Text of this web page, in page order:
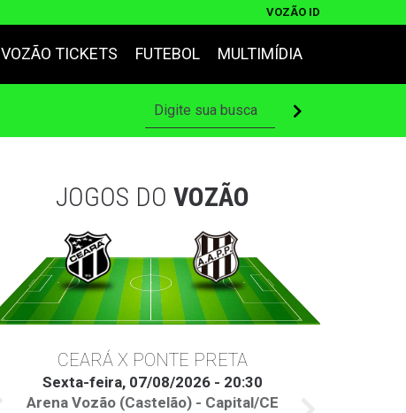
VOZÃO ID
VOZÃO TICKETS FUTEBOL MULTIMÍDIA
JOGOS DO VOZÃO
CEARÁ X PONTE PRETA
Sexta-feira, 07/08/2026 - 20:30
Arena Vozão (Castelão) - Capital/CE